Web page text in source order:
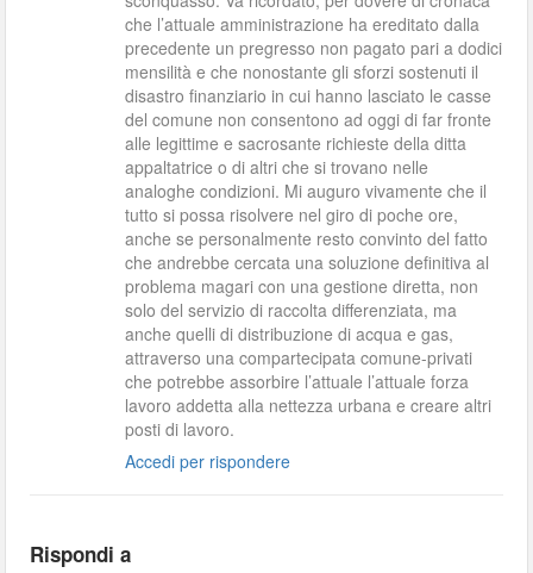
che l’attuale amministrazione ha ereditato dalla
precedente un pregresso non pagato pari a dodici
mensilità e che nonostante gli sforzi sostenuti il
disastro finanziario in cui hanno lasciato le casse
del comune non consentono ad oggi di far fronte
alle legittime e sacrosante richieste della ditta
appaltatrice o di altri che si trovano nelle
analoghe condizioni. Mi auguro vivamente che il
tutto si possa risolvere nel giro di poche ore,
anche se personalmente resto convinto del fatto
che andrebbe cercata una soluzione definitiva al
problema magari con una gestione diretta, non
solo del servizio di raccolta differenziata, ma
anche quelli di distribuzione di acqua e gas,
attraverso una compartecipata comune-privati
che potrebbe assorbire l’attuale l’attuale forza
lavoro addetta alla nettezza urbana e creare altri
posti di lavoro.
Accedi per rispondere
Rispondi a